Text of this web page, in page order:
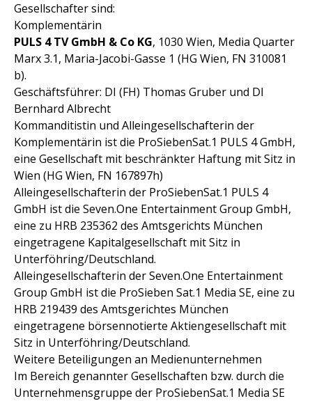
Gesellschafter sind:
Komplementärin
PULS 4 TV GmbH & Co KG, 1030 Wien, Media Quarter
Marx 3.1, Maria-Jacobi-Gasse 1 (HG Wien, FN 310081
b).
Geschäftsführer: DI (FH) Thomas Gruber und DI
Bernhard Albrecht
Kommanditistin und Alleingesellschafterin der
Komplementärin ist die ProSiebenSat.1 PULS 4 GmbH,
eine Gesellschaft mit beschränkter Haftung mit Sitz in
Wien (HG Wien, FN 167897h)
Alleingesellschafterin der ProSiebenSat.1 PULS 4
GmbH ist die Seven.One Entertainment Group GmbH,
eine zu HRB 235362 des Amtsgerichts München
eingetragene Kapitalgesellschaft mit Sitz in
Unterföhring/Deutschland.
Alleingesellschafterin der Seven.One Entertainment
Group GmbH ist die ProSieben Sat.1 Media SE, eine zu
HRB 219439 des Amtsgerichtes München
eingetragene börsennotierte Aktiengesellschaft mit
Sitz in Unterföhring/Deutschland.
Weitere Beteiligungen an Medienunternehmen
Im Bereich genannter Gesellschaften bzw. durch die
Unternehmensgruppe der ProSiebenSat.1 Media SE